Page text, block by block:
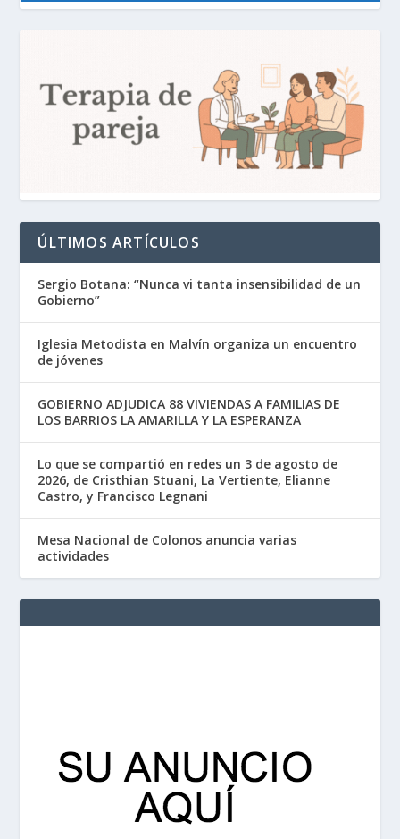
ÚLTIMOS ARTÍCULOS
Sergio Botana: “Nunca vi tanta insensibilidad de un
Gobierno”
Iglesia Metodista en Malvín organiza un encuentro
de jóvenes
GOBIERNO ADJUDICA 88 VIVIENDAS A FAMILIAS DE
LOS BARRIOS LA AMARILLA Y LA ESPERANZA
Lo que se compartió en redes un 3 de agosto de
2026, de Cristhian Stuani, La Vertiente, Elianne
Castro, y Francisco Legnani
Mesa Nacional de Colonos anuncia varias
actividades